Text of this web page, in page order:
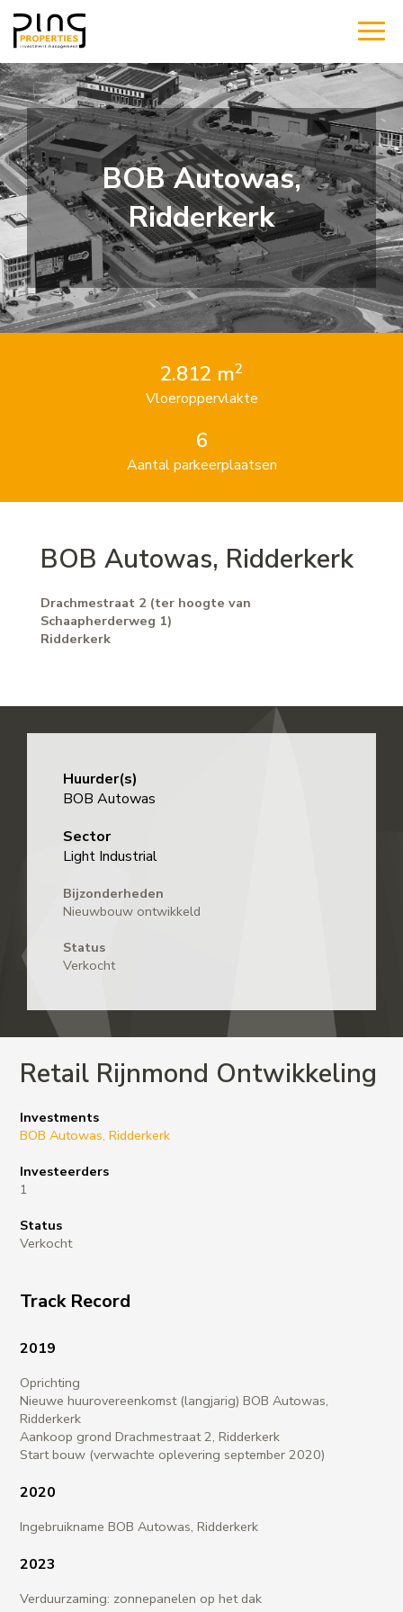
BOB Autowas,
Ridderkerk
2.812 m2
Vloeroppervlakte
6
Aantal parkeerplaatsen
BOB Autowas, Ridderkerk
Drachmestraat 2 (ter hoogte van
Schaapherderweg 1)
Ridderkerk
Huurder(s)
BOB Autowas
Sector
Light Industrial
Bijzonderheden
Nieuwbouw ontwikkeld
Status
Verkocht
Retail Rijnmond Ontwikkeling
Investments
BOB Autowas, Ridderkerk
Investeerders
1
Status
Verkocht
Track Record
2019
Oprichting
Nieuwe huurovereenkomst (langjarig) BOB Autowas,
Ridderkerk
Aankoop grond Drachmestraat 2, Ridderkerk
Start bouw (verwachte oplevering september 2020)
2020
Ingebruikname BOB Autowas, Ridderkerk
2023
Verduurzaming: zonnepanelen op het dak